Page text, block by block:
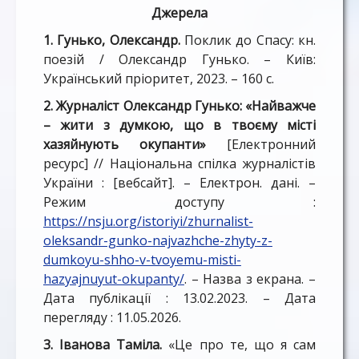
Джерела
1. Гунько, Олександр.Поклик до Спасу: кн.
поезій / Олександр Гунько. – Київ:
Український пріоритет, 2023. – 160 с.
2. Журналіст Олександр Гунько: «Найважче
– жити з думкою, що в твоєму місті
хазяйнують окупанти» [Електронний
ресурс] // Національна спілка журналістів
України : [вебсайт]. – Електрон. дані. –
Режим доступу :
https://nsju.org/istoriyi/zhurnalist-
oleksandr-gunko-najvazhche-zhyty-z-
dumkoyu-shho-v-tvoyemu-misti-
hazyajnuyut-okupanty/. – Назва з екрана. –
Дата публікації : 13.02.2023. – Дата
перегляду : 11.05.2026.
3. Іванова Таміла. «Це про те, що я сам